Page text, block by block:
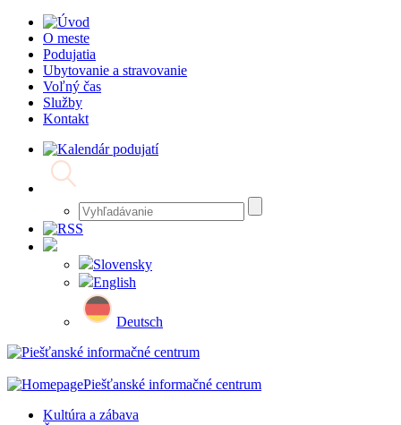
O meste
Podujatia
Ubytovanie a stravovanie
Voľný čas
Služby
Kontakt
Slovensky
English
Deutsch
Piešťanské informačné centrum
Kultúra a zábava